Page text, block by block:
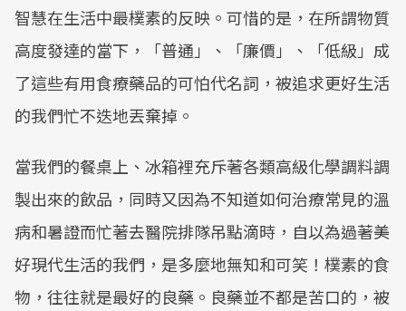
智慧在生活中最樸素的反映。可惜的是，在所謂物質
高度發達的當下，「普通」、「廉價」、「低級」成
了這些有用食療藥品的可怕代名詞，被追求更好生活
的我們忙不迭地丟棄掉。
當我們的餐桌上、冰箱裡充斥著各類高級化學調料調
製出來的飲品，同時又因為不知道如何治療常見的溫
病和暑證而忙著去醫院排隊吊點滴時，自以為過著美
好現代生活的我們，是多麼地無知和可笑！樸素的食
物，往往就是最好的良藥。良藥並不都是苦口的，被